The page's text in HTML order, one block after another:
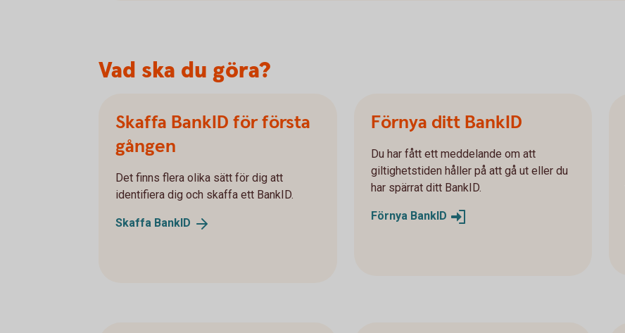
Vad ska du göra?
Skaffa BankID för första
gången
Det finns flera olika sätt för dig att
identifiera dig och skaffa ett BankID.
Skaffa BankID
Förnya ditt BankID
Du har fått ett meddelande om att
giltighetstiden håller på att gå ut eller du
har spärrat ditt BankID.
Förnya BankID